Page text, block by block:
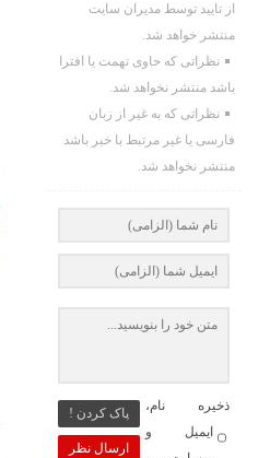
از تایید توسط مدیران سایت
منتشر خواهد شد.
نظراتی که حاوی تهمت یا افترا
باشد منتشر نخواهد شد.
نظراتی که به غیر از زبان
فارسی یا غیر مرتبط با خبر باشد
منتشر نخواهد شد.
ارسال نظر
پاک کردن !
ذخیره نام،
ایمیل و